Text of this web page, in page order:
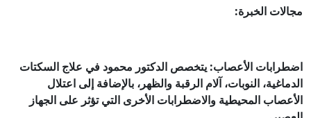
مجالات الخبرة:
اضطرابات الأعصاب: يتخصص الدكتور محمود في علاج السكتات
الدماغية، النوبات، آلام الرقبة والظهر، بالإضافة إلى اعتلال
الأعصاب المحيطية والاضطرابات الأخرى التي تؤثر على الجهاز